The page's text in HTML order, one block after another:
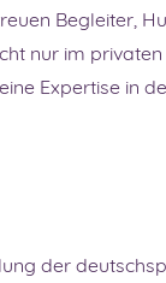
Begleiter,
nur im
Expertise in
der